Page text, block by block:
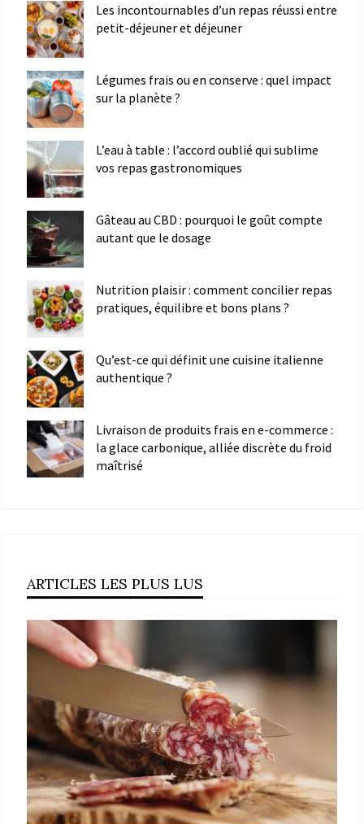
Les incontournables d’un repas réussi entre
petit-déjeuner et déjeuner
Légumes frais ou en conserve : quel impact
sur la planète ?
L’eau à table : l’accord oublié qui sublime
vos repas gastronomiques
Gâteau au CBD : pourquoi le goût compte
autant que le dosage
Nutrition plaisir : comment concilier repas
pratiques, équilibre et bons plans ?
Qu’est-ce qui définit une cuisine italienne
authentique ?
Livraison de produits frais en e-commerce :
la glace carbonique, alliée discrète du froid
maîtrisé
ARTICLES LES PLUS LUS